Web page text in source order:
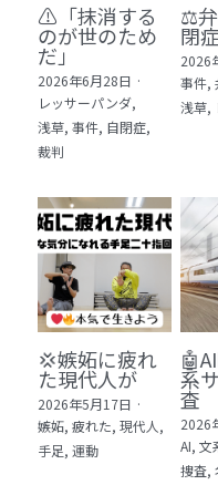
🎬Dramas(おす
映画)
⚠️「抹消する
のが世のため
だ」​
2026年6月28日 ·
レッサーパンダ,
浅草, 事件, 自閉症,
裁判
⚖️
閉
2026
事件,
浅草,
💢嫉妬に疲れ
た現代人が
2026年5月17日 ·
嫉妬, 疲れた, 現代人,
手足, 運動
系
査
2026
AI, 文
捜査,